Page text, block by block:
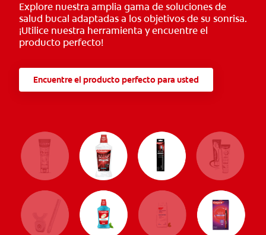
Explore nuestra amplia gama de soluciones de
salud bucal adaptadas a los objetivos de su sonrisa.
¡Utilice nuestra herramienta y encuentre el
producto perfecto!
Encuentre el producto perfecto para usted